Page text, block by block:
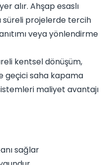
alır. Ahşap esaslı
süreli projelerde tercih
veya yönlendirme
kentsel dönüşüm,
geçici saha kapama
maliyet avantajı
sağlar